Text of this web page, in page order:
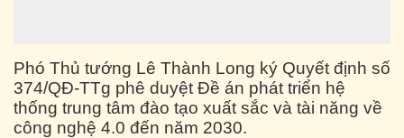
Phó Thủ tướng Lê Thành Long ký Quyết định số
374/QĐ-TTg phê duyệt Đề án phát triển hệ
thống trung tâm đào tạo xuất sắc và tài năng về
công nghệ 4.0 đến năm 2030.